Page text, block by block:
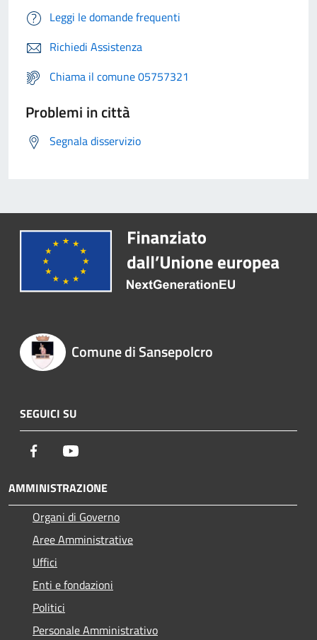
Leggi le domande frequenti
Richiedi Assistenza
Chiama il comune 05757321
Problemi in città
Segnala disservizio
Comune di Sansepolcro
SEGUICI SU
Facebook
AMMINISTRAZIONE
Organi di Governo
Aree Amministrative
Uffici
Enti e fondazioni
Politici
Personale Amministrativo